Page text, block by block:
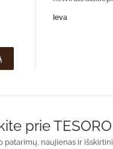
Ieva
prie
patarimų, naujienas ir